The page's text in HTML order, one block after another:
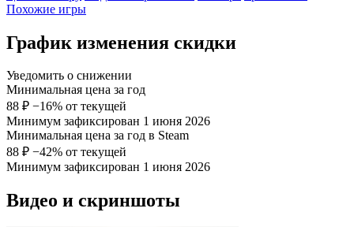
Похожие игры
График изменения скидки
Уведомить о снижении
Минимальная цена за год
88 ₽ −16% от текущей
Минимум зафиксирован 1 июня 2026
Минимальная цена за год в Steam
88 ₽ −42% от текущей
Минимум зафиксирован 1 июня 2026
Видео и скриншоты